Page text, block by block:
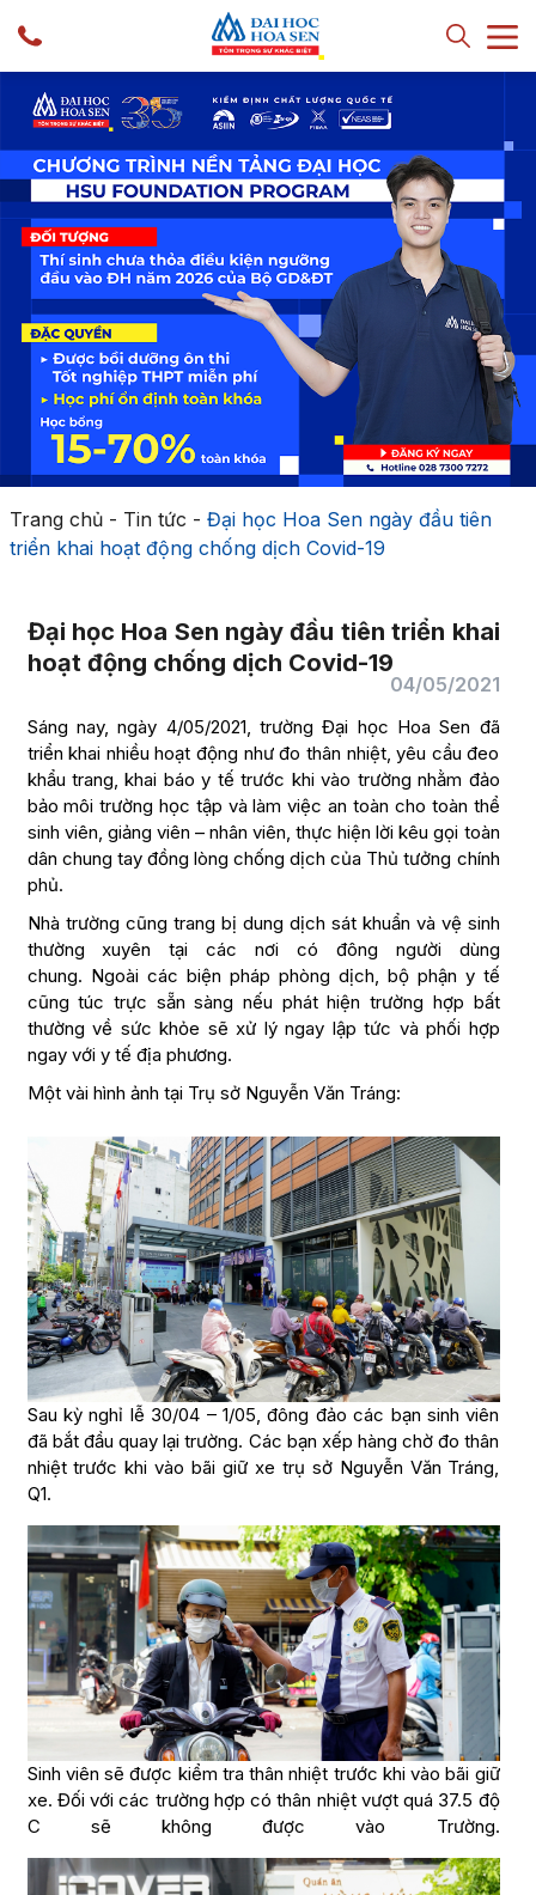
Trang chủ- Tin tức - Đại học Hoa Sen ngày đầu tiên
triển khai hoạt động chống dịch Covid-19
Đại học Hoa Sen ngày đầu tiên triển khai
hoạt động chống dịch Covid-19
04/05/2021
Sáng nay, ngày 4/05/2021, trường Đại học Hoa Sen đã
triển khai nhiều hoạt động như đo thân nhiệt, yêu cầu đeo
khẩu trang, khai báo y tế trước khi vào trường nhằm đảo
bảo môi trường học tập và làm việc an toàn cho toàn thể
sinh viên, giảng viên – nhân viên, thực hiện lời kêu gọi toàn
dân chung tay đồng lòng chống dịch của Thủ tưởng chính
phủ.
Nhà trường cũng trang bị dung dịch sát khuẩn và vệ sinh
thường xuyên tại các nơi có đông người dùng
chung. Ngoài các biện pháp phòng dịch, bộ phận y tế
cũng túc trực sẵn sàng nếu phát hiện trường hợp bất
thường về sức khỏe sẽ xử lý ngay lập tức và phối hợp
ngay với y tế địa phương.
Một vài hình ảnh tại Trụ sở Nguyễn Văn Tráng:
Sau kỳ nghỉ lễ 30/04 – 1/05, đông đảo các bạn sinh viên
đã bắt đầu quay lại trường. Các bạn xếp hàng chờ đo thân
nhiệt trước khi vào bãi giữ xe trụ sở Nguyễn Văn Tráng,
Q1.
Sinh viên sẽ được kiểm tra thân nhiệt trước khi vào bãi giữ
xe. Đối với các trường hợp có thân nhiệt vượt quá 37.5 độ
C sẽ không được vào Trường.